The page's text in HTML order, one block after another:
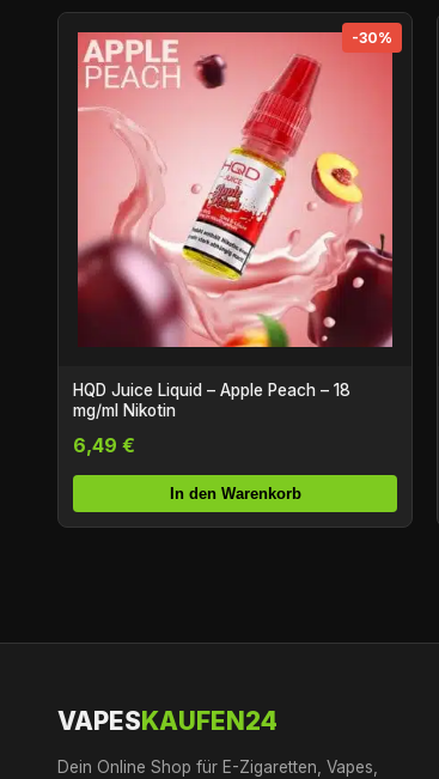
-30%
HQD Juice Liquid – Apple Peach – 18
mg/ml Nikotin
6,49 €
In den Warenkorb
VAPESKAUFEN24
Dein Online Shop für E-Zigaretten, Vapes,